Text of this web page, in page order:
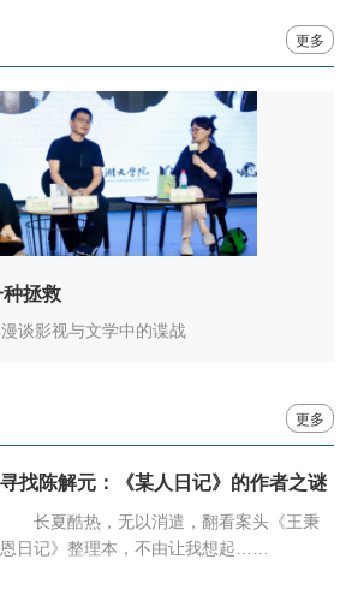
更多
拯救
谈影视与文学中的谍战
更多
寻找陈解元：《某人日记》的作者之谜
长夏酷热，无以消遣，翻看案头《王秉
恩日记》整理本，不由让我想起……